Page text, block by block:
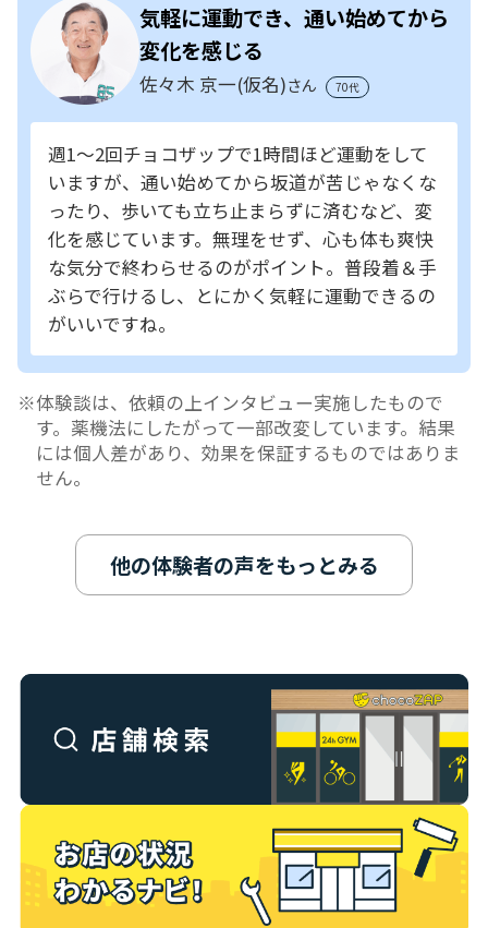
気軽に運動でき、通い始めてから
変化を感じる
佐々木 京一(仮名)さん 70代
週1～2回チョコザップで1時間ほど運動をして
いますが、通い始めてから坂道が苦じゃなくな
ったり、歩いても立ち止まらずに済むなど、変
化を感じています。無理をせず、心も体も爽快
な気分で終わらせるのがポイント。普段着＆手
ぶらで行けるし、とにかく気軽に運動できるの
がいいですね。
体験談は、依頼の上インタビュー実施したもので
す。薬機法にしたがって一部改変しています。結果
には個人差があり、効果を保証するものではありま
せん。
他の体験者の声をもっとみる